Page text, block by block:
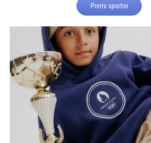
Premi sportivi